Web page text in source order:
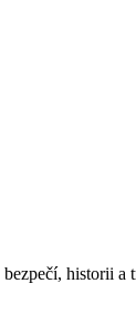
historii a